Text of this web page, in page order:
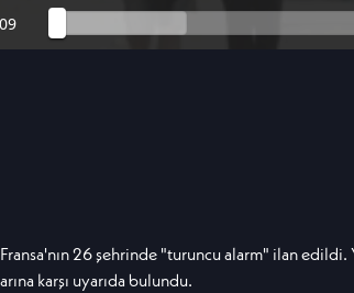
Fransa'nın 26 şehrinde "turuncu alarm" ilan
karşı uyarıda bulundu.